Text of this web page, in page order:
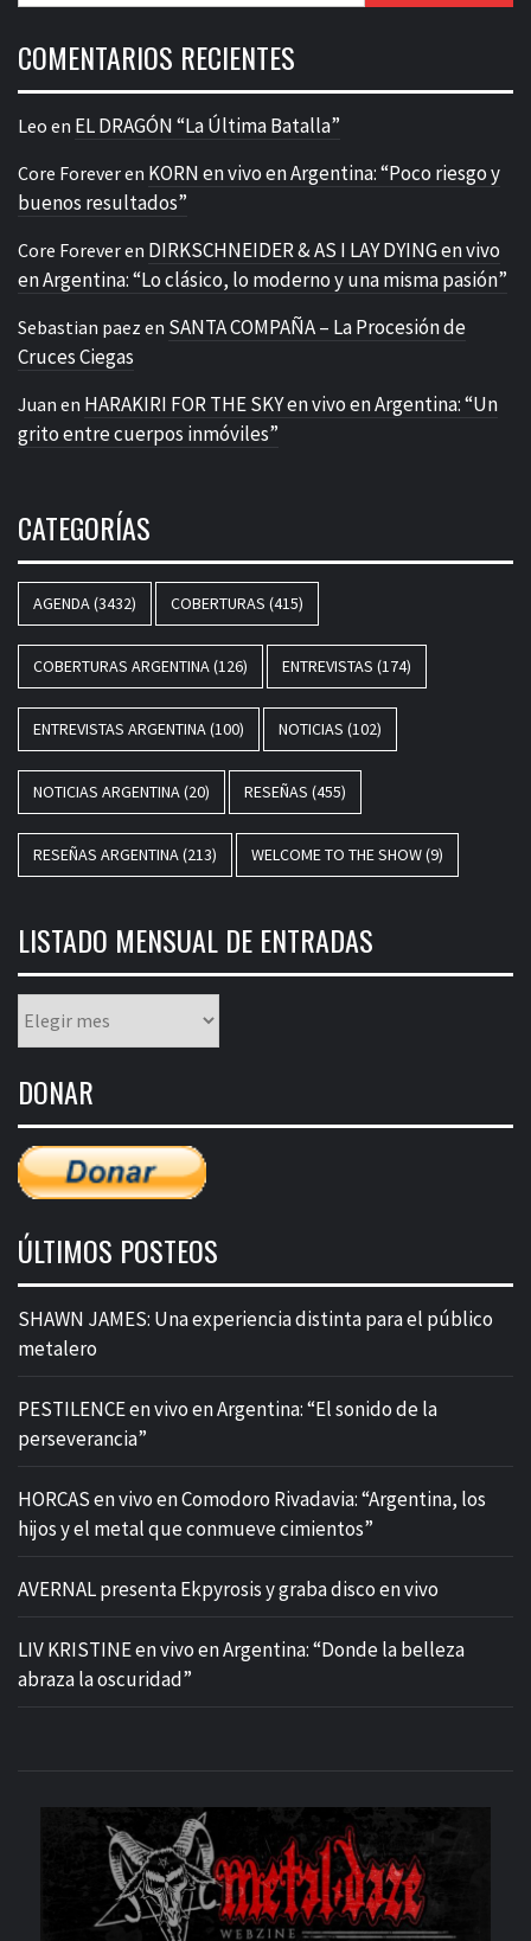
COMENTARIOS RECIENTES
Leo en EL DRAGÓN “La Última Batalla”
Core Foreveren KORN en vivo en Argentina: “Poco riesgo y
buenos resultados”
Core Foreveren DIRKSCHNEIDER & AS I LAY DYING en vivo
en Argentina: “Lo clásico, lo moderno y una misma pasión”
Sebastian paez en SANTA COMPAÑA – La Procesión de
Cruces Ciegas
Juan en HARAKIRI FOR THE SKY en vivo en Argentina: “Un
grito entre cuerpos inmóviles”
CATEGORÍAS
AGENDA(3432) COBERTURAS (415)
COBERTURAS ARGENTINA(126) ENTREVISTAS (174)
ENTREVISTAS ARGENTINA(100) NOTICIAS (102)
NOTICIAS ARGENTINA(20) RESEÑAS (455)
RESEÑAS ARGENTINA(213) WELCOME TO THE SHOW(9)
LISTADO MENSUAL DE ENTRADAS
mensual
entradas
DONAR
ÚLTIMOS POSTEOS
SHAWN JAMES: Una experiencia distinta para el público
metalero
PESTILENCE en vivo en Argentina: “El sonido de la
perseverancia”
HORCAS en vivo en Comodoro Rivadavia: “Argentina, los
hijos y el metal que conmueve cimientos”
AVERNAL presenta Ekpyrosis y graba disco en vivo
LIV KRISTINE en vivo en Argentina: “Donde la belleza
abraza la oscuridad”